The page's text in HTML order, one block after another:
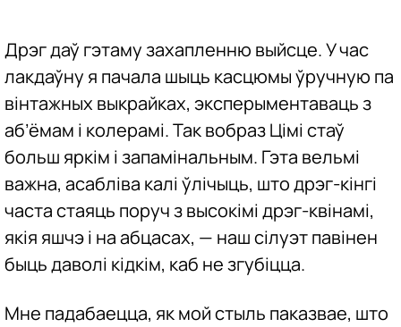
Дрэг даў гэтаму захапленню выйсце. У час
лакдаўну я пачала шыць касцюмы ўручную па
вінтажных выкрайках, эксперыментаваць з
аб’ёмам і колерамі. Так вобраз Цімі стаў
больш яркім і запамінальным. Гэта вельмі
важна, асабліва калі ўлічыць, што дрэг-кінгі
часта стаяць поруч з высокімі дрэг-квінамі,
якія яшчэ і на абцасах, — наш сілуэт павінен
быць даволі кідкім, каб не згубіцца.
Мне падабаецца, як мой стыль паказвае, што